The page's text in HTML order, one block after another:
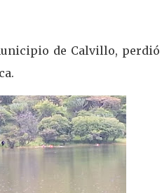
de Calvillo,